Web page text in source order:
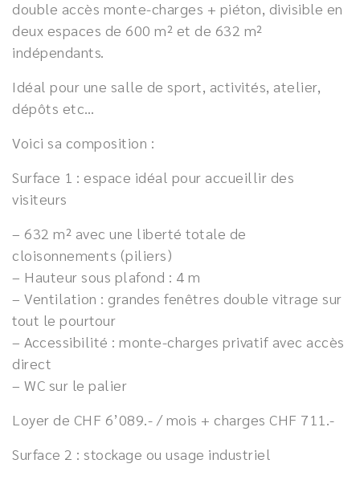
double accès monte-charges + piéton, divisible en
deux espaces de 600 m² et de 632 m²
indépendants.
Idéal pour une salle de sport, activités, atelier,
dépôts etc…
Voici sa composition :
Surface 1 : espace idéal pour accueillir des
visiteurs
– 632 m² avec une liberté totale de
cloisonnements (piliers)
– Hauteur sous plafond : 4 m
– Ventilation : grandes fenêtres double vitrage sur
tout le pourtour
– Accessibilité : monte-charges privatif avec accès
direct
– WC sur le palier
Loyer de CHF 6’089.- / mois + charges CHF 711.-
Surface 2 : stockage ou usage industriel